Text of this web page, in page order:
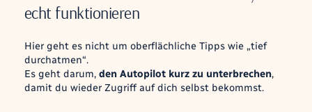
echt funktionieren
Hier geht es nicht um oberflächliche Tipps wie „tief
durchatmen“.
Es geht darum, den Autopilot kurz zu unterbrechen,
damit du wieder Zugriff auf dich selbst bekommst.